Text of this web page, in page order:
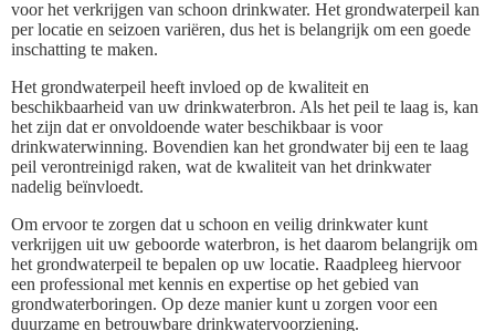
voor het verkrijgen van schoon drinkwater. Het grondwaterpeil kan
per locatie en seizoen variëren, dus het is belangrijk om een goede
inschatting te maken.
Het grondwaterpeil heeft invloed op de kwaliteit en
beschikbaarheid van uw drinkwaterbron. Als het peil te laag is, kan
het zijn dat er onvoldoende water beschikbaar is voor
drinkwaterwinning. Bovendien kan het grondwater bij een te laag
peil verontreinigd raken, wat de kwaliteit van het drinkwater
nadelig beïnvloedt.
Om ervoor te zorgen dat u schoon en veilig drinkwater kunt
verkrijgen uit uw geboorde waterbron, is het daarom belangrijk om
het grondwaterpeil te bepalen op uw locatie. Raadpleeg hiervoor
een professional met kennis en expertise op het gebied van
grondwaterboringen. Op deze manier kunt u zorgen voor een
duurzame en betrouwbare drinkwatervoorziening.